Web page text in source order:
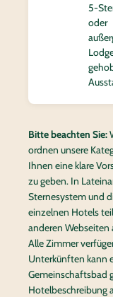
oder
Bitte beachten Sie:
ordnen unsere
Ihnen eine klare
zu geben. In
Sternesystem und
einzelnen Hotels
anderen Webseiten
Alle Zimmer
Unterkünften kann
Gemeinschaftsbad
Hotelbeschreibung